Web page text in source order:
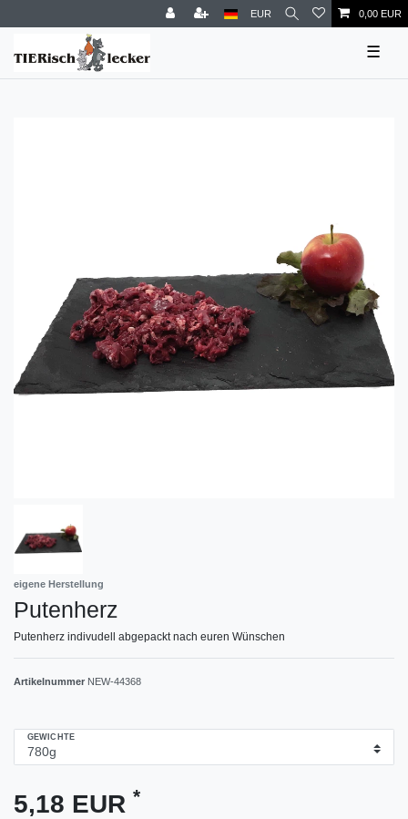
EUR 0,00 EUR
☰
eigene Herstellung
Putenherz
Putenherz indivudell abgepackt nach euren Wünschen
Artikelnummer NEW-44368
GEWICHTE
5,18 EUR *